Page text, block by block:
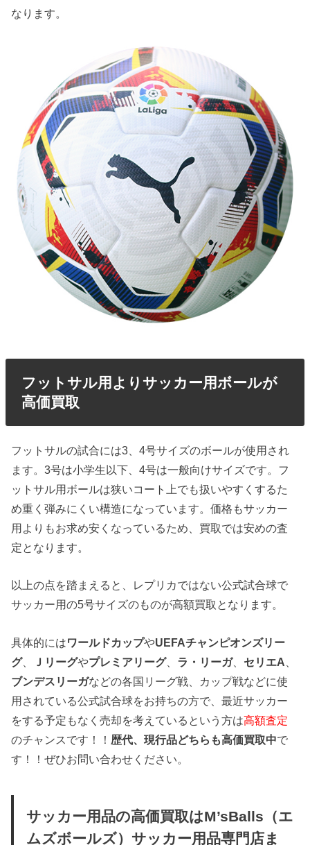
なります。
フットサル用よりサッカー用ボールが
高価買取
フットサルの試合には3、4号サイズのボールが使用され
ます。3号は小学生以下、4号は一般向けサイズです。フ
ットサル用ボールは狭いコート上でも扱いやすくするた
め重く弾みにくい構造になっています。価格もサッカー
用よりもお求め安くなっているため、買取では安めの査
定となります。
以上の点を踏まえると、レプリカではない公式試合球で
サッカー用の5号サイズのものが高額買取となります。
具体的にはワールドカップやUEFAチャンピオンズリー
グ、 Ｊリーグやプレミアリーグ、 ラ・リーガ、 セリエA
ブンデスリーガなどの各国リーグ戦、カップ戦などに使
用されている公式試合球をお持ちの方で、最近サッカー
をする予定もなく売却を考えているという方は高額査定
のチャンスです！！ 歴代、現行品どちらも高価買取中で
す！！ぜひお問い合わせください。
サッカー用品の高価買取はM’sBalls（エ
ムズボールズ）サッカー用品専門店ま